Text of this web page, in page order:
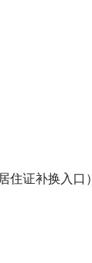
证补换入口）